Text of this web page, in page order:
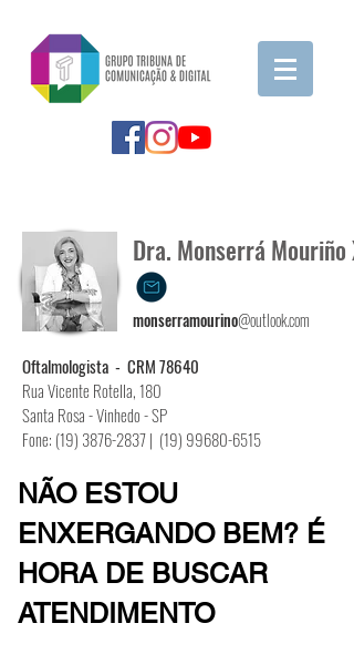
Dra. Monserrá Mouriño
monserramourino@outlook.com
Oftalmologista - CRM 78640
Rua Vicente Rotella, 180
Santa Rosa - Vinhedo - SP
Fone: (19) 3876-2837 | (19) 99680-6515
NÃO ESTOU
ENXERGANDO BEM? É
HORA DE BUSCAR
ATENDIMENTO